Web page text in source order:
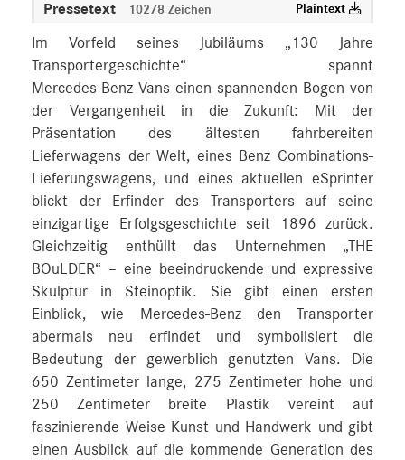
Pressetext 10278 Zeichen Plaintext
Im Vorfeld seines Jubiläums „130 Jahre
Transportergeschichte“ spannt
Mercedes‑Benz Vans einen spannenden Bogen von
der Vergangenheit in die Zukunft: Mit der
Präsentation des ältesten fahrbereiten
Lieferwagens der Welt, eines Benz Combinations-
Lieferungswagens, und eines aktuellen eSprinter
blickt der Erfinder des Transporters auf seine
einzigartige Erfolgsgeschichte seit 1896 zurück.
Gleichzeitig enthüllt das Unternehmen „THE
BOuLDER“ – eine beeindruckende und expressive
Skulptur in Steinoptik. Sie gibt einen ersten
Einblick, wie Mercedes‑Benz den Transporter
abermals neu erfindet und symbolisiert die
Bedeutung der gewerblich genutzten Vans. Die
650 Zentimeter lange, 275 Zentimeter hohe und
250 Zentimeter breite Plastik vereint auf
faszinierende Weise Kunst und Handwerk und gibt
einen Ausblick auf die kommende Generation des